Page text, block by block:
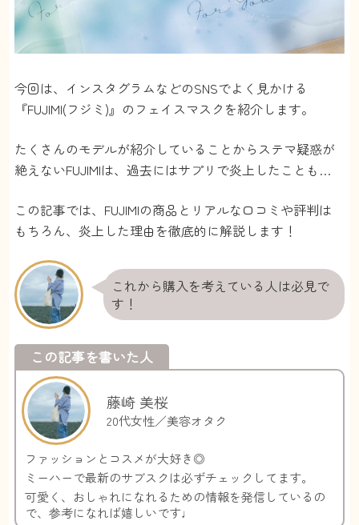
今回は、インスタグラムなどのSNSでよく見かける
『FUJIMI(フジミ)』のフェイスマスクを紹介します。
たくさんのモデルが紹介していることからステマ疑惑が
絶えないFUJIMIは、過去にはサプリで炎上したことも…
この記事では、FUJIMIの商品とリアルな口コミや評判は
もちろん、炎上した理由を徹底的に解説します！
これから購入を考えている人は必見で
す！
この記事を書いた人
藤崎 美桜
20代女性／美容オタク
ファッションとコスメが大好き◎
ミーハーで最新のサブスクは必ずチェックしてます。
可愛く、おしゃれになれるための情報を発信しているの
で、参考になれば嬉しいです♩